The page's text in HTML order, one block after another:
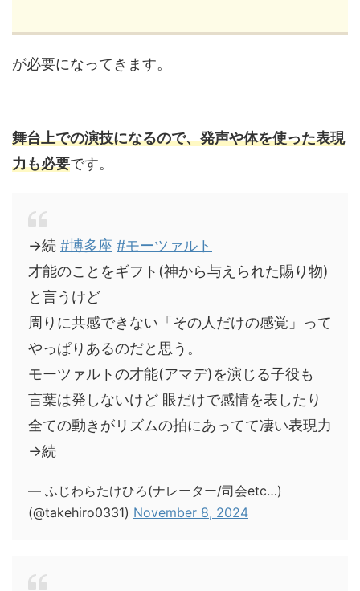
が必要になってきます。
舞台上での演技になるので、発声や体を使った表現
力も必要です。
→続 #博多座 #モーツァルト
才能のことをギフト(神から与えられた賜り物)
と言うけど
周りに共感できない「その人だけの感覚」って
やっぱりあるのだと思う。
モーツァルトの才能(アマデ)を演じる子役も
言葉は発しないけど 眼だけで感情を表したり
全ての動きがリズムの拍にあってて凄い表現力
→続
— ふじわらたけひろ(ナレーター/司会etc…)
(@takehiro0331) November 8, 2024